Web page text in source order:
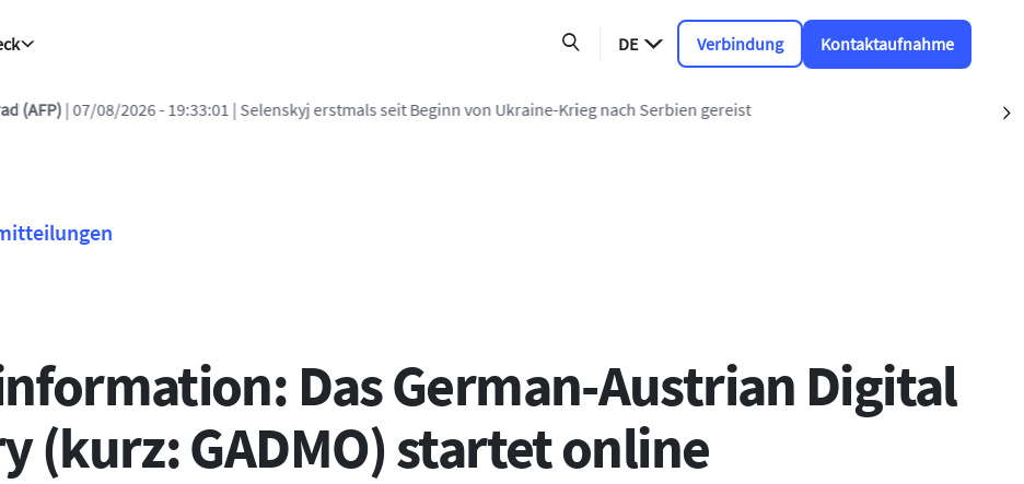
DE Verbindung Kontaktaufnahme
07/08/2026 - 19:33:01| Selenskyj erstmals seit Beginn von Ukraine-Krieg nach Serbien gereist
Das German-Austrian Digital
(kurz: GADMO) startet online